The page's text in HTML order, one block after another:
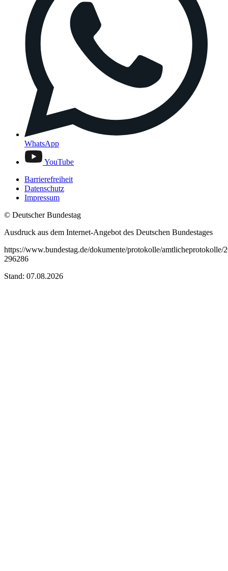
WhatsApp
YouTube
Barrierefreiheit
Datenschutz
Impressum
© Deutscher Bundestag
Ausdruck aus dem Internet-Angebot des Deutschen Bundestages
https://www.bundestag.de/dokumente/protokolle/amtlicheprotokolle/
296286
Stand: 07.08.2026